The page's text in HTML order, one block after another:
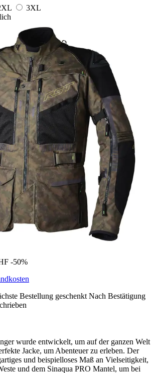
3XL
-50%
Bestellung geschenkt Nach Bestätigung
wurde entwickelt, um auf der ganzen Welt
Jacke, um Abenteuer zu erleben. Der
und beispielloses Maß an Vielseitigkeit,
und dem Sinaqua PRO Mantel, um bei